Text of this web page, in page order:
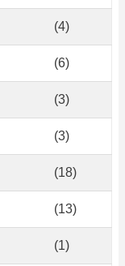
(4)
(6)
(3)
(3)
(18)
(13)
(1)